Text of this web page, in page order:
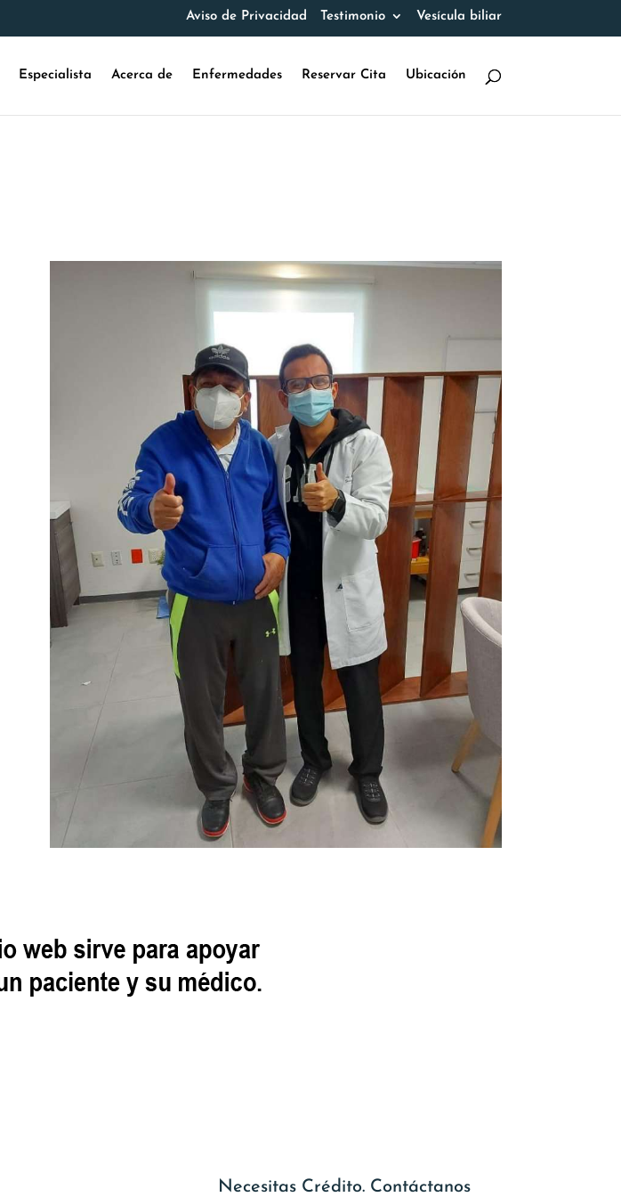
Aviso de Privacidad Testimonio Vesícula biliar
Especialista Acerca de Enfermedades Reservar Cita Ubicación
Necesitas Crédito. Contáctanos